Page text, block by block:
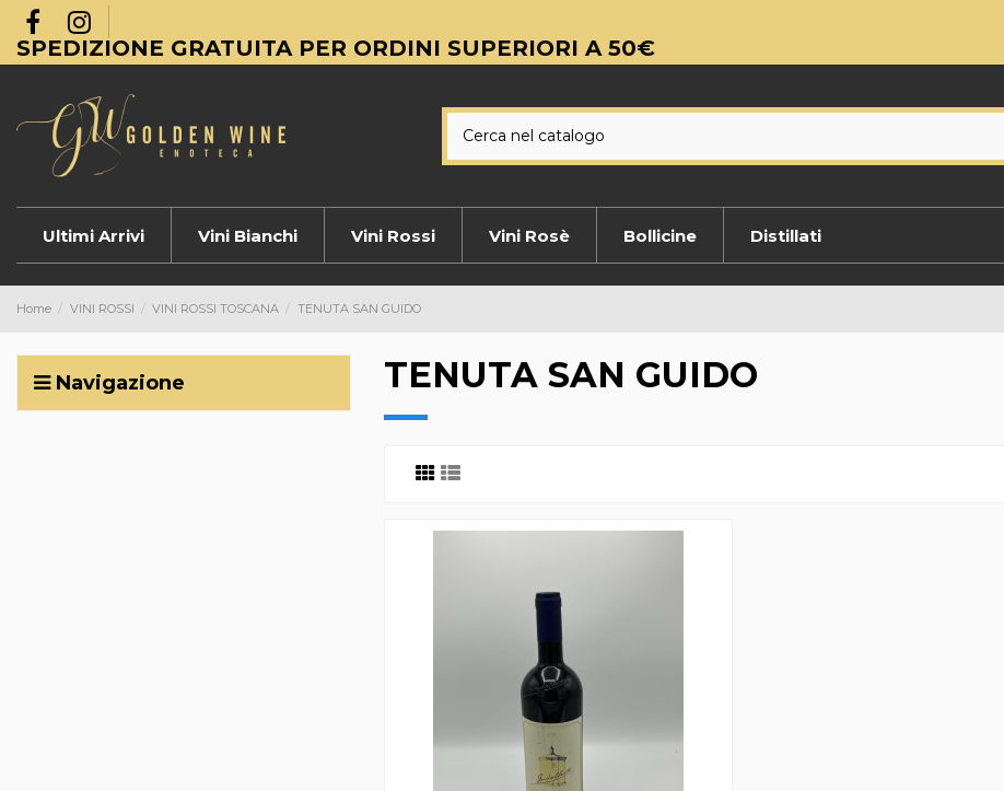
SPEDIZIONE GRATUITA PER ORDINI SUPERIORI A 50€
Ultimi Arrivi Vini Bianchi Vini Rossi Vini Rosè Bollicine Distillati
Home VINI ROSSI VINI ROSSI TOSCANA TENUTA SAN GUIDO
TENUTA SAN GUIDO
Navigazione